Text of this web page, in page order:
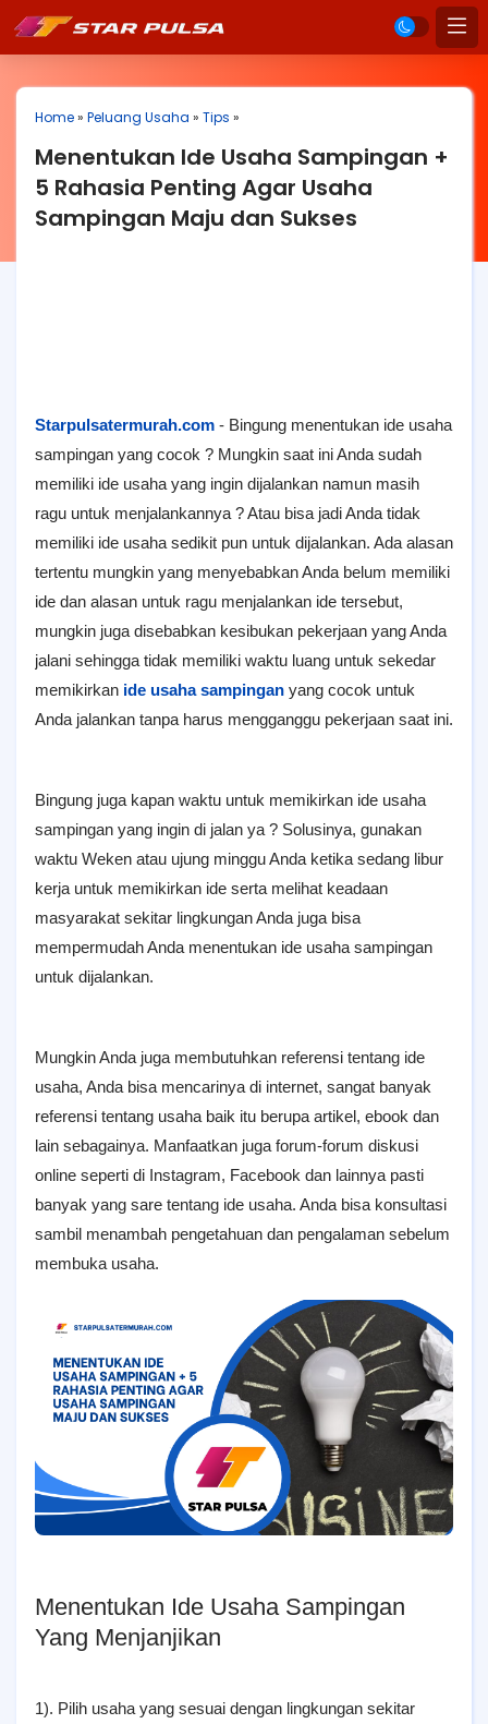
Home» Peluang Usaha » Tips »
Menentukan Ide Usaha Sampingan +
5 Rahasia Penting Agar Usaha
Sampingan Maju dan Sukses
Starpulsatermurah.com - Bingung menentukan ide usaha
sampingan yang cocok ? Mungkin saat ini Anda sudah
memiliki ide usaha yang ingin dijalankan namun masih
ragu untuk menjalankannya ? Atau bisa jadi Anda tidak
memiliki ide usaha sedikit pun untuk dijalankan. Ada alasan
tertentu mungkin yang menyebabkan Anda belum memiliki
ide dan alasan untuk ragu menjalankan ide tersebut,
mungkin juga disebabkan kesibukan pekerjaan yang Anda
jalani sehingga tidak memiliki waktu luang untuk sekedar
memikirkan ide usaha sampingan yang cocok untuk
Anda jalankan tanpa harus mengganggu pekerjaan saat ini.
Bingung juga kapan waktu untuk memikirkan ide usaha
sampingan yang ingin di jalan ya ? Solusinya, gunakan
waktu Weken atau ujung minggu Anda ketika sedang libur
kerja untuk memikirkan ide serta melihat keadaan
masyarakat sekitar lingkungan Anda juga bisa
mempermudah Anda menentukan ide usaha sampingan
untuk dijalankan.
Mungkin Anda juga membutuhkan referensi tentang ide
usaha, Anda bisa mencarinya di internet, sangat banyak
referensi tentang usaha baik itu berupa artikel, ebook dan
lain sebagainya. Manfaatkan juga forum-forum diskusi
online seperti di Instagram, Facebook dan lainnya pasti
banyak yang sare tentang ide usaha. Anda bisa konsultasi
sambil menambah pengetahuan dan pengalaman sebelum
membuka usaha.
Menentukan Ide Usaha Sampingan
Yang Menjanjikan
1). Pilih usaha yang sesuai dengan lingkungan sekitar